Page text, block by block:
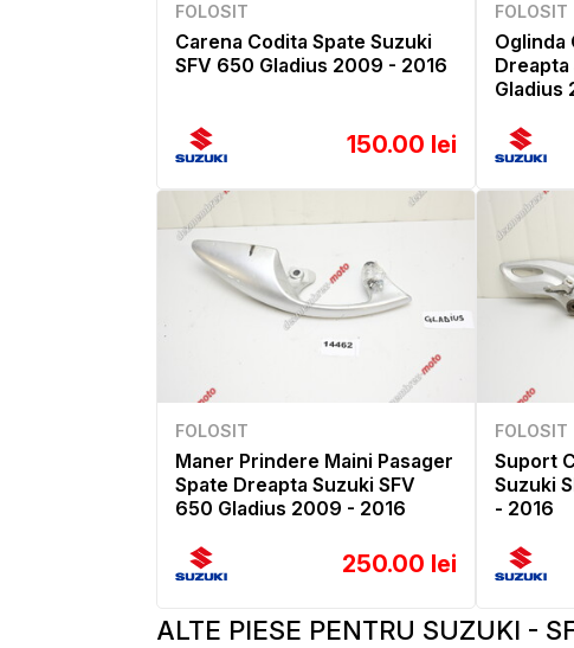
FOLOSIT
Carena Codita Spate Suzuki
SFV 650 Gladius 2009 - 2016
150.00 lei
FOLOSIT
Oglinda
Dreapta
Gladius
FOLOSIT
Maner Prindere Maini Pasager
Spate Dreapta Suzuki SFV
650 Gladius 2009 - 2016
250.00 lei
FOLOSIT
Suport
Suzuki
- 2016
ALTE PIESE PENTRU SUZUKI -